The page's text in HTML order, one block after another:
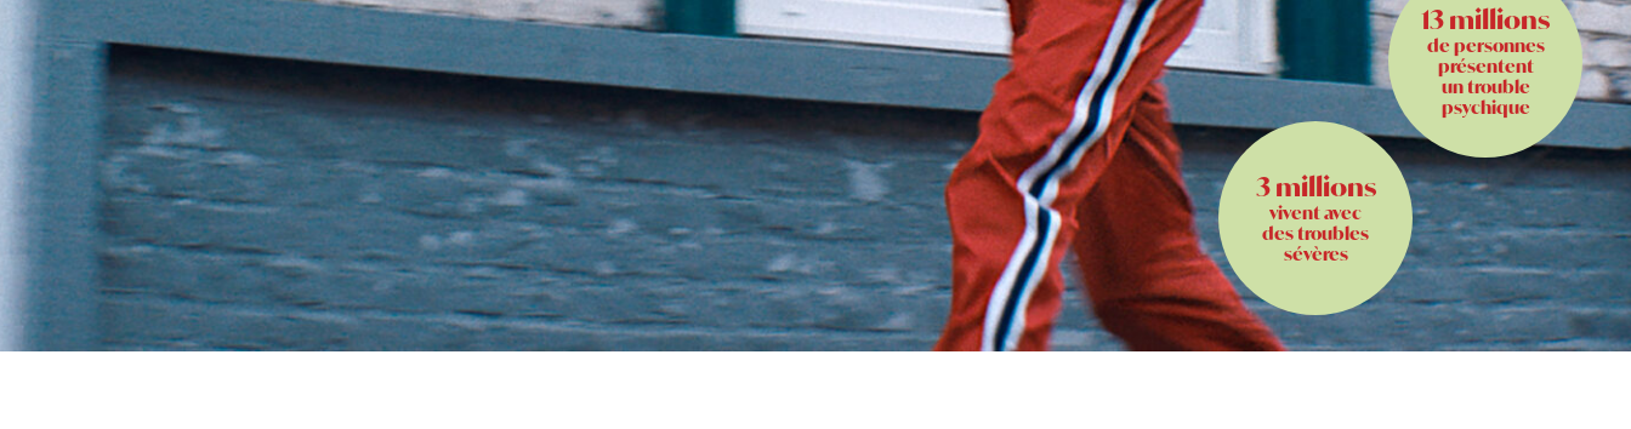
3 millions
vivent avec
des troubles
sévères
13 millions
de personnes
présentent
un trouble
psychique